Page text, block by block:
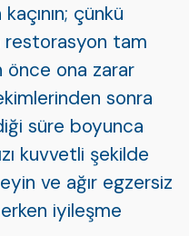
çünkü
restorasyon tam
önce ona zarar
sonra
süre boyunca
kuvvetli şekilde
ve ağır egzersiz
iyileşme